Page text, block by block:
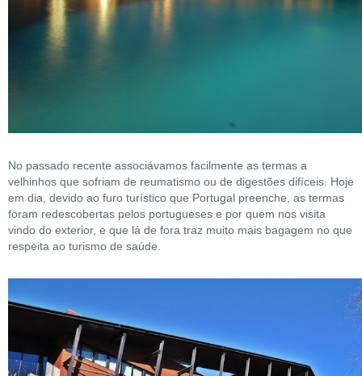
No passado recente associávamos facilmente as termas a
velhinhos que sofriam de reumatismo ou de digestões difíceis. Hoje
em dia, devido ao furo turístico que Portugal preenche, as termas
foram redescobertas pelos portugueses e por quem nos visita
vindo do exterior, e que lá de fora traz muito mais bagagem no que
respeita ao turismo de saúde.